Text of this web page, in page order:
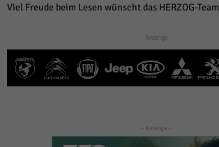
Viel Freude beim Lesen wünscht das HERZOG-Team
- Anzeige -
- Anzeige -